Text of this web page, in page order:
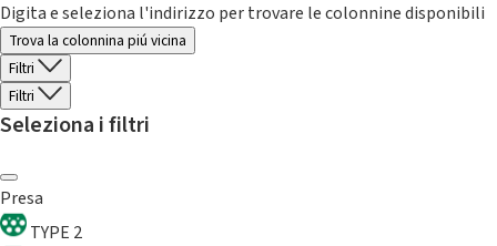
Digita e seleziona l'indirizzo per trovare le colonnine disponibili
Trova la colonnina piú vicina
Filtri
Filtri
Seleziona i filtri
Presa
TYPE 2